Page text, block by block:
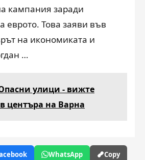
кампания заради
еврото. Това заяви във
на икономиката и
…
улици - вижте
центъра на Варна
WhatsApp Copy